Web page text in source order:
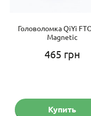
Головоломка QiYi
Magnetic
465 грн
Купить